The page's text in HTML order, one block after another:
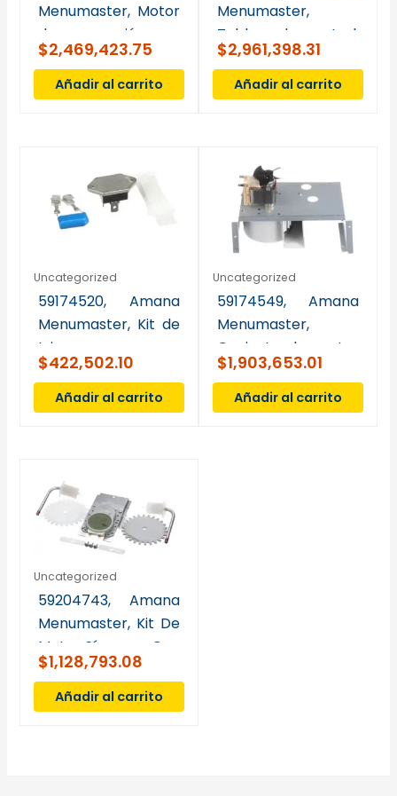
Menumaster, Motor
de convección con
pala de ventilador
$2,469,423.75
Añadir al carrito
Menumaster,
Tablero de control,
alto voltaje
$2,961,398.31
Añadir al carrito
Uncategorized
59174520, Amana
Menumaster, Kit de
triac y
amortiguador, 40 A
$422,502.10
Añadir al carrito
Uncategorized
59174549, Amana
Menumaster,
Conjunto de motor
del soplador, JET60
$1,903,653.01
Añadir al carrito
Uncategorized
59204743, Amana
Menumaster, Kit De
Motor Síncrono Con
Engranajes, Punta
Roja
$1,128,793.08
Añadir al carrito